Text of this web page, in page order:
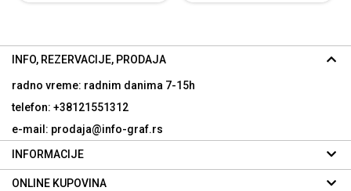
INFO, REZERVACIJE, PRODAJA
radno vreme: radnim danima 7-15h
telefon: +38121551312
e-mail: prodaja@info-graf.rs
INFORMACIJE
ONLINE KUPOVINA